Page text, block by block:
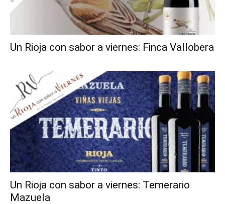
Un Rioja con sabor a viernes: Finca Vallobera
Un Rioja con sabor a viernes: Temerario
Mazuela